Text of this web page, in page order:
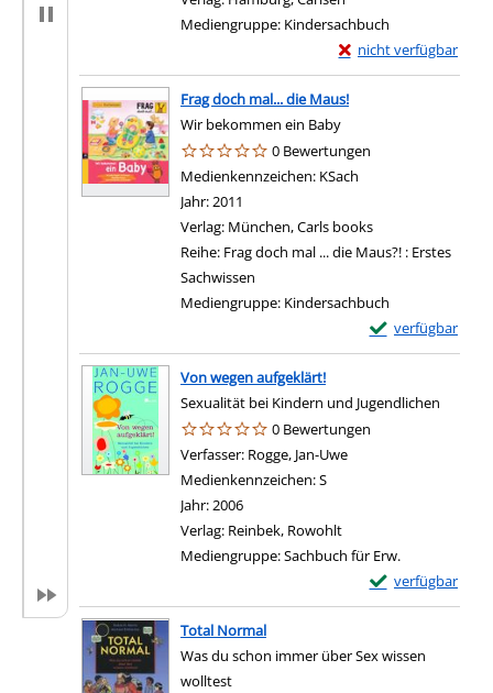
Mediengruppe: Kindersachbuch
nicht verfügbar
Exemplar-Details von
Frag doch mal... die Maus!
Wir bekommen ein Baby
0 Bewertungen
Suche nach diesem Verfasser
Medienkennzeichen: KSach
Jahr:2011
Verlag: München, Carls books
Reihe: Frag doch mal ... die Maus?! : Erstes
Sachwissen
Mediengruppe: Kindersachbuch
verfügbar
Exemplar-Details
Von wegen aufgeklärt!
Sexualität bei Kindern und Jugendlichen
0 Bewertungen
Verfasser: Rogge, Jan-Uwe
Medienkennzeichen:S
Jahr:2006
Verlag: Reinbek, Rowohlt
Mediengruppe:Sachbuch für Erw.
verfügbar
Exemplar-Details
Total Normal
Was du schon immer über Sex wissen
wolltest